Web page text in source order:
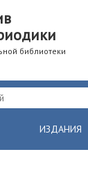
библиотеки
ИЗДАНИЯ